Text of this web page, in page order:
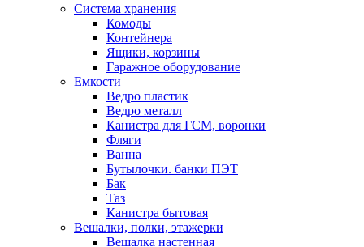
Система хранения
Комоды
Контейнера
Ящики, корзины
Гаражное оборудование
Емкости
Ведро пластик
Ведро металл
Канистра для ГСМ, воронки
Фляги
Ванна
Бутылочки. банки ПЭТ
Бак
Таз
Канистра бытовая
Вешалки, полки, этажерки
Вешалка настенная